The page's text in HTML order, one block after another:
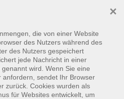
werden.
die von einer Website
des Nutzers während des
des Nutzers gespeichert
jede Nachricht in einer
wird. Wenn Sie eine
anfordern, sendet Ihr Browser
zurück. Cookies wurden als
für Websites entwickelt, um
×